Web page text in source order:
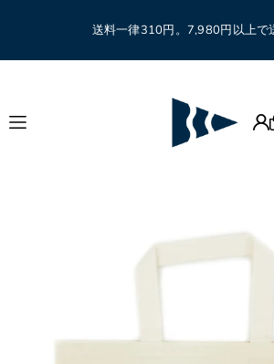
Translation missing: ja.accessibility.skip_to_text
送料一律310円。7,980円以上で